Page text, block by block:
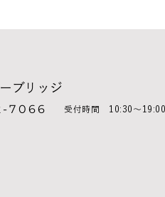
ブリッジ
7066 受付時間 10:30〜19:00